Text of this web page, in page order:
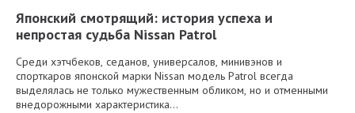
Японский смотрящий: история успеха и
непростая судьба Nissan Patrol
Среди хэтчбеков, седанов, универсалов, минивэнов и
спорткаров японской марки Nissan модель Patrol всегда
выделялась не только мужественным обликом, но и отменными
внедорожными характеристика...